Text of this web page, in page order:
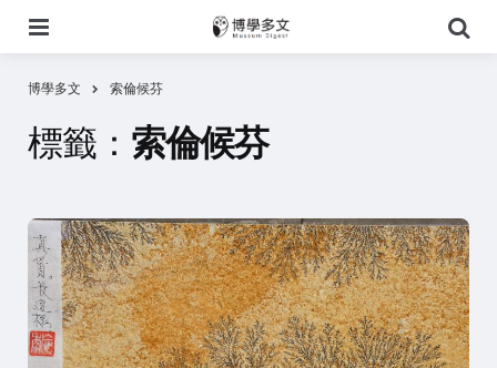
尋
博學多文 索倫候芬
標籤： 索倫候芬